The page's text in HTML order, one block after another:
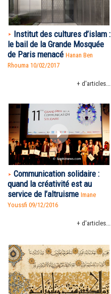
Institut des cultures d’islam :
le bail de la Grande Mosquée
de Paris menacé Hanan Ben
Rhouma 10/02/2017
+ d'articles...
Communication solidaire :
quand la créativité est au
service de l’altruisme Imane
Youssfi 09/12/2016
+ d'articles...